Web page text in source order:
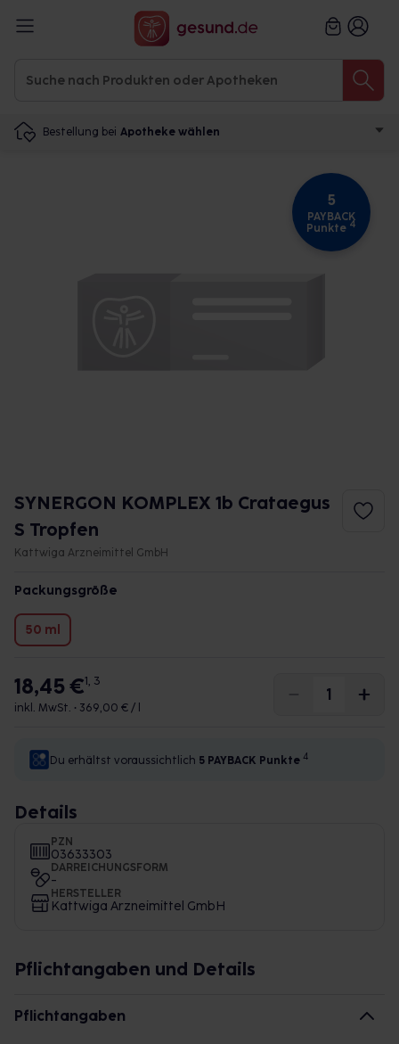
Bestellung bei Apotheke wählen
5
PAYBACK
Punkte 4
SYNERGON KOMPLEX 1b Crataegus
S Tropfen
Kattwiga Arzneimittel GmbH
Packungsgröße
50 ml
18,45 €1, 3
inkl. MwSt. • 369,00 € / l
Du erhältst voraussichtlich 5 PAYBACK Punkte 4
Details
PZN
03633303
DARREICHUNGSFORM
-
HERSTELLER
Kattwiga Arzneimittel GmbH
Pflichtangaben und Details
Pflichtangaben